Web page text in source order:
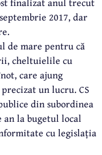
2017, dar
de mare pentru că
cheltuielile cu
care ajung
un lucru. CS
din subordinea
la bugetul local
cu legislația